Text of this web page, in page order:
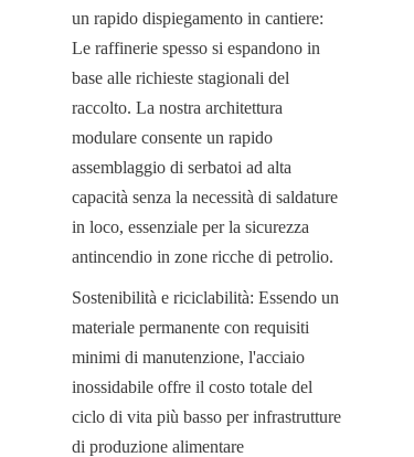
un rapido dispiegamento in cantiere:
Le raffinerie spesso si espandono in
base alle richieste stagionali del
raccolto. La nostra architettura
modulare consente un rapido
assemblaggio di serbatoi ad alta
capacità senza la necessità di saldature
in loco, essenziale per la sicurezza
antincendio in zone ricche di petrolio.
Sostenibilità e riciclabilità: Essendo un
materiale permanente con requisiti
minimi di manutenzione, l'acciaio
inossidabile offre il costo totale del
ciclo di vita più basso per infrastrutture
di produzione alimentare